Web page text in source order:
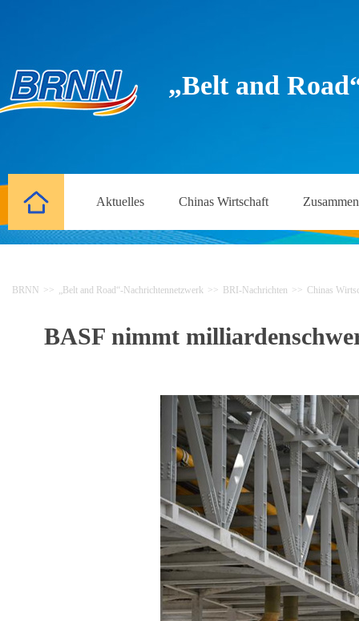
„Belt and
Aktuelles Chinas Wirtschaft
BRNN >> „Belt and Road“-Nachrichtennetzwerk >> BRI-Nachrichten >> Chinas
BASF nimmt